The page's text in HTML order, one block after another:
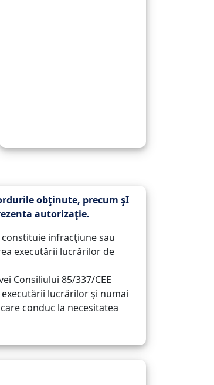
obţinute, precum şI
autorizaţie.
infracţiune sau
executării lucrărilor de
Consiliului 85/337/CEE
lucrărilor şi numai
conduc la necesitatea